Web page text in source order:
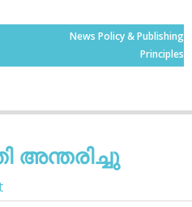
News Policy & Publishing
Principles
അന്തരിച്ചു